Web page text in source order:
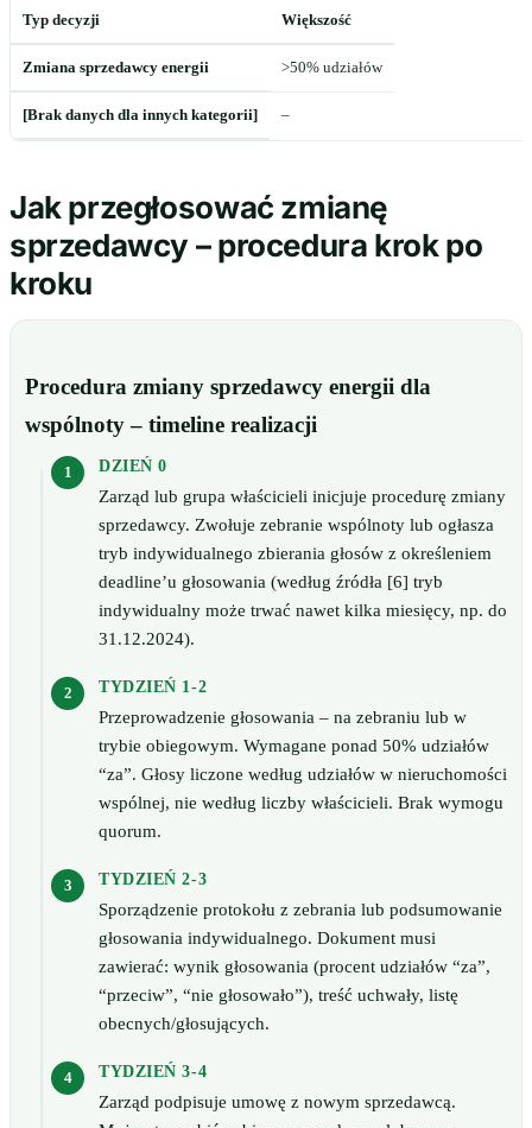
Typ decyzji Większość
Zmiana sprzedawcy energii >50% udziałów
[Brak danych dla innych kategorii] –
Jak przegłosować zmianę
sprzedawcy – procedura krok po
kroku
Procedura zmiany sprzedawcy energii dla
wspólnoty – timeline realizacji
DZIEŃ 0
Zarząd lub grupa właścicieli inicjuje procedurę zmiany
sprzedawcy. Zwołuje zebranie wspólnoty lub ogłasza
tryb indywidualnego zbierania głosów z określeniem
deadline’u głosowania (według źródła [6] tryb
indywidualny może trwać nawet kilka miesięcy, np. do
31.12.2024).
TYDZIEŃ 1-2
Przeprowadzenie głosowania – na zebraniu lub w
trybie obiegowym. Wymagane ponad 50% udziałów
“za”. Głosy liczone według udziałów w nieruchomości
wspólnej, nie według liczby właścicieli. Brak wymogu
quorum.
TYDZIEŃ 2-3
Sporządzenie protokołu z zebrania lub podsumowanie
głosowania indywidualnego. Dokument musi
zawierać: wynik głosowania (procent udziałów “za”,
“przeciw”, “nie głosowało”), treść uchwały, listę
obecnych/głosujących.
TYDZIEŃ 3-4
Zarząd podpisuje umowę z nowym sprzedawcą.